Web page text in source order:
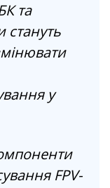
та
стануть
у
FPV-